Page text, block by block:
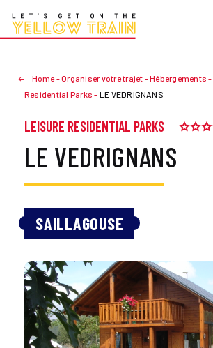
Home-Organiser votre trajet -Hébergements -
Residential Parks - LE VEDRIGNANS
LEISURE RESIDENTIAL PARKS
LE VEDRIGNANS
SAILLAGOUSE